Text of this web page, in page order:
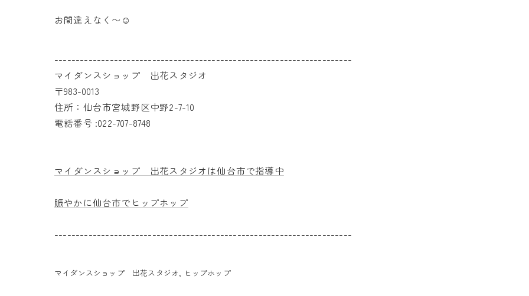
お間違えなく〜☺️
----------------------------------------------------------------------
マイダンスショップ 出花スタジオ
〒983-0013
住所：仙台市宮城野区中野2-7-10
電話番号 :022-707-8748
マイダンスショップ 出花スタジオは仙台市で指導中
賑やかに仙台市でヒップホップ
----------------------------------------------------------------------
マイダンスショップ 出花スタジオ ヒップホップ